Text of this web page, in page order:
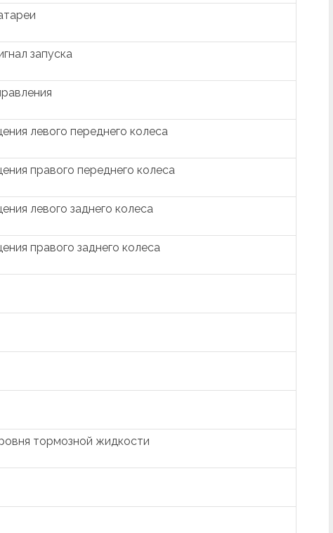
запуска
левого переднего колеса
правого переднего колеса
левого заднего колеса
правого заднего колеса
тормозной жидкости